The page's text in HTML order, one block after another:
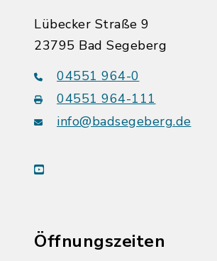
Lübecker Straße 9
23795 Bad Segeberg
04551 964-0
04551 964-111
info@badsegeberg.de
youtube
Öffnungszeiten